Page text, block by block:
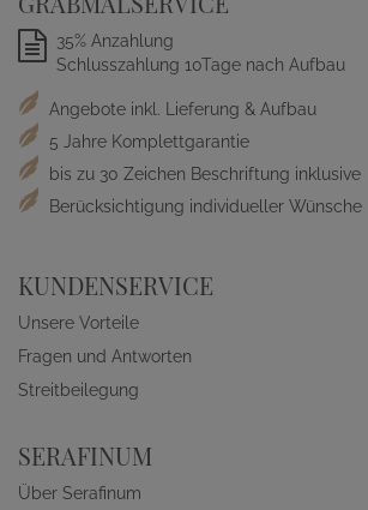
35% Anzahlung
Schlusszahlung 10Tage nach Aufbau
Angebote inkl. Lieferung & Aufbau
5 Jahre Komplettgarantie
bis zu 30 Zeichen Beschriftung inklusive
Berücksichtigung individueller Wünsche
KUNDENSERVICE
Unsere Vorteile
Fragen und Antworten
Streitbeilegung
SERAFINUM
Über Serafinum